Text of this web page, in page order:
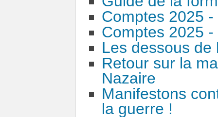
Comptes 2025
Comptes 2025
Les dessous de
Retour sur la
Nazaire
Manifestons
la guerre !